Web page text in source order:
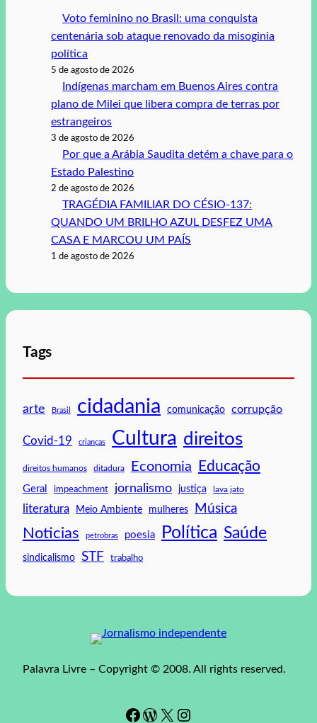
Voto feminino no Brasil: uma conquista
centenária sob ataque renovado da misoginia
política
5 de agosto de 2026
Indígenas marcham em Buenos Aires contra
plano de Milei que libera compra de terras por
estrangeiros
3 de agosto de 2026
Por que a Arábia Saudita detém a chave para o
Estado Palestino
2 de agosto de 2026
TRAGÉDIA FAMILIAR DO CÉSIO-137:
QUANDO UM BRILHO AZUL DESFEZ UMA
CASA E MARCOU UM PAÍS
1 de agosto de 2026
Tags
arte Brasil cidadania comunicação corrupção
Covid-19 crianças Cultura direitos
direitos humanos ditadura Economia Educação
Geral impeachment jornalismo justiça lava jato
literatura Meio Ambiente mulheres Música
Noticias petrobras poesia Política Saúde
sindicalismo STF trabalho
Palavra Livre – Copyright © 2008. All rights reserved.
Facebook WordPress # Instagram